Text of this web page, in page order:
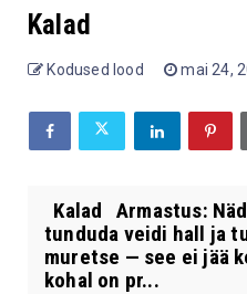
Kalad
Kodused lood mai 24,
Kalad Armastus:
tunduda veidi hall ja
muretse — see ei jää
kohal on pr...